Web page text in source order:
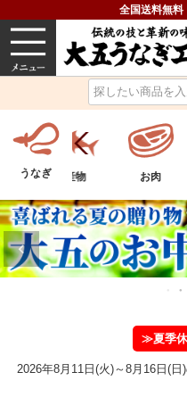
全国送料無料
うなぎ 内祝い
うなぎ 水産物 お肉
≫夏季
2026年8月11日(火)～8月16日(